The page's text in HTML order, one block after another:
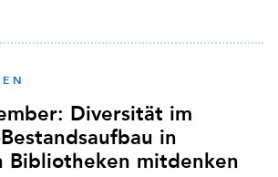
Diversität im
in
Bibliotheken mitdenken